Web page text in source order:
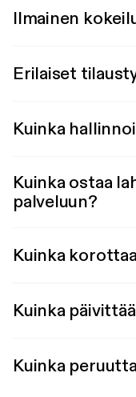
Ilmainen
Erilaiset
Kuinka
Kuinka ostaa
palveluun?
Kuinka
Kuinka
Kuinka